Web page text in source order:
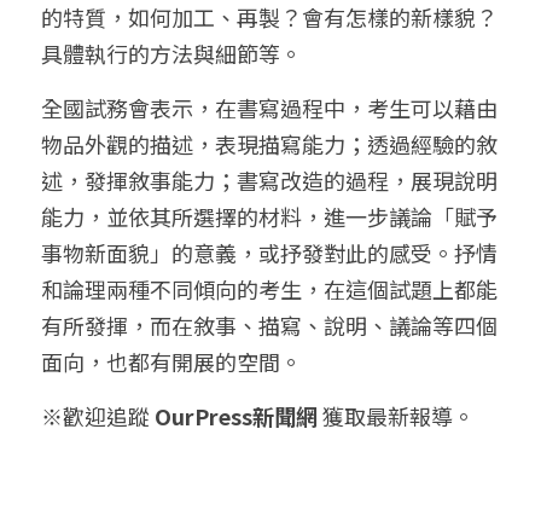
的特質，如何加工、再製？會有怎樣的新樣貌？
具體執行的方法與細節等。
全國試務會表示，在書寫過程中，考生可以藉由
物品外觀的描述，表現描寫能力；透過經驗的敘
述，發揮敘事能力；書寫改造的過程，展現說明
能力，並依其所選擇的材料，進一步議論「賦予
事物新面貌」的意義，或抒發對此的感受。抒情
和論理兩種不同傾向的考生，在這個試題上都能
有所發揮，而在敘事、描寫、說明、議論等四個
面向，也都有開展的空間。
※歡迎追蹤 OurPress新聞網 獲取最新報導。